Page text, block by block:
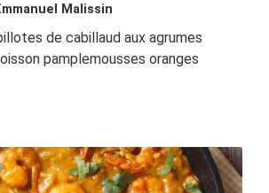
Malissin
de cabillaud aux agrumes
pamplemousses oranges